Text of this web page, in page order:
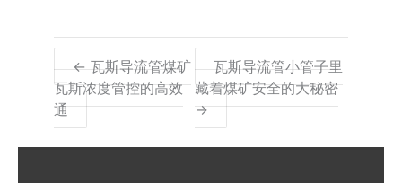
← 瓦斯导流管煤矿
瓦斯浓度管控的高效
通
瓦斯导流管小管子里
藏着煤矿安全的大秘密
→